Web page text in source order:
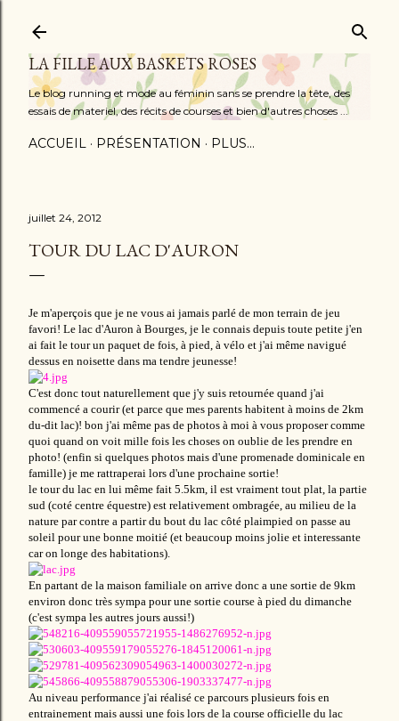
LA FILLE AUX BASKETS ROSES
Le blog running et mode au féminin sans se prendre la tête, des
essais de materiel, des récits de courses et bien d'autres choses ...
ACCUEIL PRÉSENTATION PLUS…
juillet 24, 2012
TOUR DU LAC D'AURON
Je m'aperçois que je ne vous ai jamais parlé de mon terrain de jeu
favori! Le lac d'Auron à Bourges, je le connais depuis toute petite j'en
ai fait le tour un paquet de fois, à pied, à vélo et j'ai même navigué
dessus en noisette dans ma tendre jeunesse!
C'est donc tout naturellement que j'y suis retournée quand j'ai
commencé a courir (et parce que mes parents habitent à moins de 2km
du-dit lac)! bon j'ai même pas de photos à moi à vous proposer comme
quoi quand on voit mille fois les choses on oublie de les prendre en
photo! (enfin si quelques photos mais d'une promenade dominicale en
famille) je me rattraperai lors d'une prochaine sortie!
le tour du lac en lui même fait 5.5km, il est vraiment tout plat, la partie
sud (coté centre équestre) est relativement ombragée, au milieu de la
nature par contre a partir du bout du lac côté plaimpied on passe au
soleil pour une bonne moitié (et beaucoup moins jolie et interessante
car on longe des habitations).
En partant de la maison familiale on arrive donc a une sortie de 9km
environ donc très sympa pour une sortie course à pied du dimanche
(c'est sympa les autres jours aussi!)
Au niveau performance j'ai réalisé ce parcours plusieurs fois en
entrainement mais aussi une fois lors de la course officielle du lac